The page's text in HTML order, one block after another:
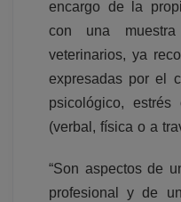
encargo de la
con una
veterinarios, ya
expresadas por el
psicológico,
(verbal, física o a
“Son aspectos de
profesional y de